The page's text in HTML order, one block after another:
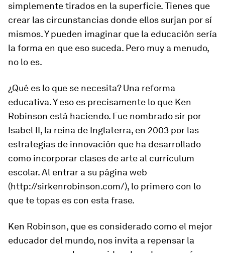
simplemente tirados en la superficie. Tienes que
crear las circunstancias donde ellos surjan por sí
mismos. Y pueden imaginar que la educación sería
la forma en que eso suceda. Pero muy a menudo,
no lo es.
¿Qué es lo que se necesita? Una reforma
educativa. Y eso es precisamente lo que Ken
Robinson está haciendo. Fue nombrado sir por
Isabel II, la reina de Inglaterra, en 2003 por las
estrategias de innovación que ha desarrollado
como incorporar clases de arte al currículum
escolar. Al entrar a su página web
(http://sirkenrobinson.com/), lo primero con lo
que te topas es con esta frase.
Ken Robinson, que es considerado como el mejor
educador del mundo, nos invita a repensar la